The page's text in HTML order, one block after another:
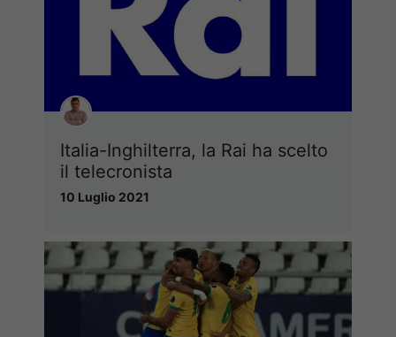
Italia-Inghilterra, la Rai ha scelto
il telecronista
10 Luglio 2021